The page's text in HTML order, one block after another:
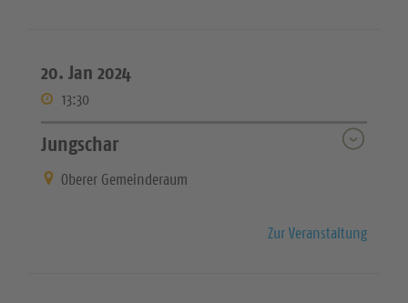
20. Jan 2024
13:30
Jungschar
Oberer Gemeinderaum
Zur Veranstaltung